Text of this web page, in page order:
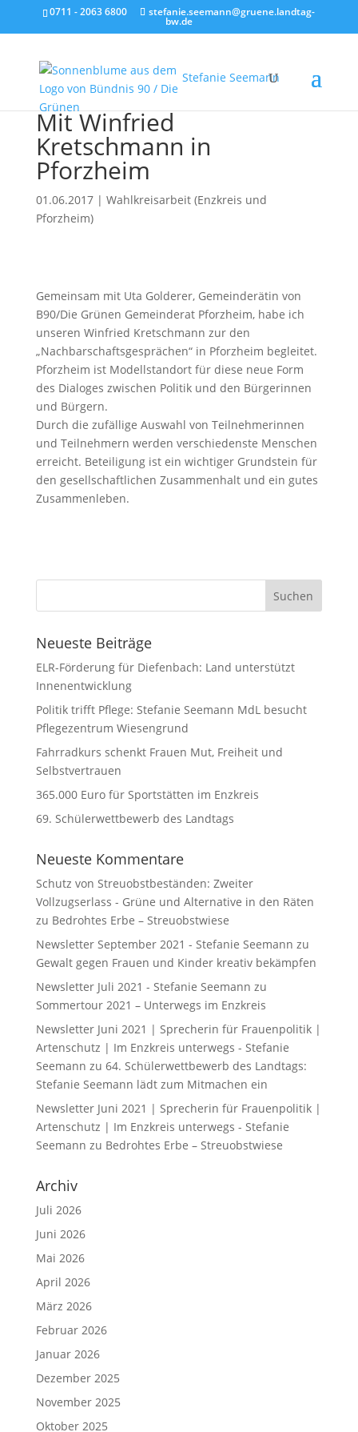
0711 - 2063 6800 stefanie.seemann@gruene.landtag-
bw.de
Stefanie Seemann
Mit Winfried
Kretschmann in
Pforzheim
01.06.2017| Wahlkreisarbeit (Enzkreis und
Pforzheim)
Gemeinsam mit Uta Golderer, Gemeinderätin von
B90/Die Grünen Gemeinderat Pforzheim, habe ich
unseren Winfried Kretschmann zur den
„Nachbarschaftsgesprächen“ in Pforzheim begleitet.
Pforzheim ist Modellstandort für diese neue Form
des Dialoges zwischen Politik und den Bürgerinnen
und Bürgern.
Durch die zufällige Auswahl von Teilnehmerinnen
und Teilnehmern werden verschiedenste Menschen
erreicht. Beteiligung ist ein wichtiger Grundstein für
den gesellschaftlichen Zusammenhalt und ein gutes
Zusammenleben.
Neueste Beiträge
ELR-Förderung für Diefenbach: Land unterstützt
Innenentwicklung
Politik trifft Pflege: Stefanie Seemann MdL besucht
Pflegezentrum Wiesengrund
Fahrradkurs schenkt Frauen Mut, Freiheit und
Selbstvertrauen
365.000 Euro für Sportstätten im Enzkreis
69. Schülerwettbewerb des Landtags
Neueste Kommentare
Schutz von Streuobstbeständen: Zweiter
Vollzugserlass - Grüne und Alternative in den Räten
zu Bedrohtes Erbe – Streuobstwiese
Newsletter September 2021 - Stefanie Seemann zu
Gewalt gegen Frauen und Kinder kreativ bekämpfen
Newsletter Juli 2021 - Stefanie Seemann zu
Sommertour 2021 – Unterwegs im Enzkreis
Newsletter Juni 2021 | Sprecherin für Frauenpolitik |
Artenschutz | Im Enzkreis unterwegs - Stefanie
Seemann zu 64. Schülerwettbewerb des Landtags:
Stefanie Seemann lädt zum Mitmachen ein
Newsletter Juni 2021 | Sprecherin für Frauenpolitik |
Artenschutz | Im Enzkreis unterwegs - Stefanie
Seemann zu Bedrohtes Erbe – Streuobstwiese
Archiv
Juli 2026
Juni 2026
Mai 2026
April 2026
März 2026
Februar 2026
Januar 2026
Dezember 2025
November 2025
Oktober 2025